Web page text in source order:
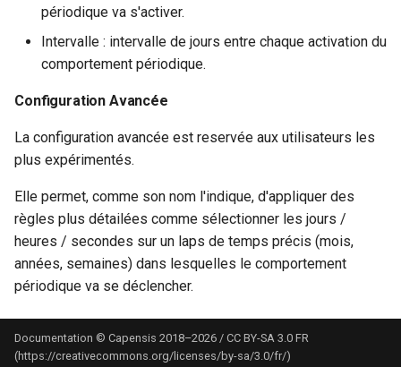
périodique va s'activer.
Intervalle : intervalle de jours entre chaque activation du
comportement périodique.
Configuration Avancée
La configuration avancée est reservée aux utilisateurs les
plus expérimentés.
Elle permet, comme son nom l'indique, d'appliquer des
règles plus détailées comme sélectionner les jours /
heures / secondes sur un laps de temps précis (mois,
années, semaines) dans lesquelles le comportement
périodique va se déclencher.
Documentation © Capensis 2018–2026 / CC BY-SA 3.0 FR
(https://creativecommons.org/licenses/by-sa/3.0/fr/)